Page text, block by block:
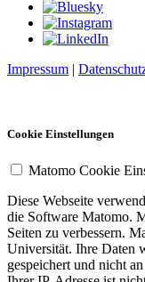
Impressum |
Cookie Einstellungen
Matomo Cookie
Diese Webseite
die Software Matomo.
Seiten zu verbessern.
Universität. Ihre Daten
gespeichert und nicht